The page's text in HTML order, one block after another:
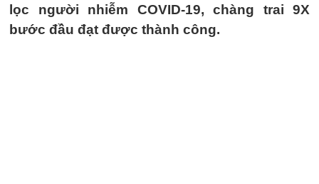
lọc người nhiễm COVID-19, chàng trai 9X
bước đầu đạt được thành công.